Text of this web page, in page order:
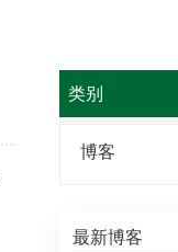
类别
博客
最新博客